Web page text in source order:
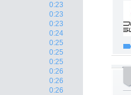
0:23
0:23
0:23
0:24
0:25
0:25
0:25
0:26
0:26
0:26